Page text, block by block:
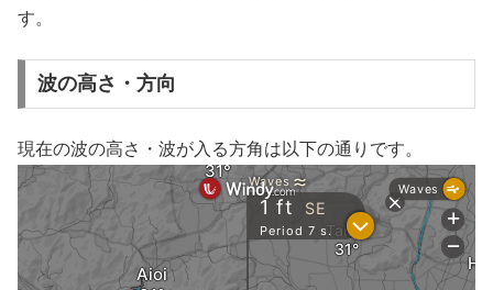
す。
波の高さ・方向
現在の波の高さ・波が入る方角は以下の通りです。